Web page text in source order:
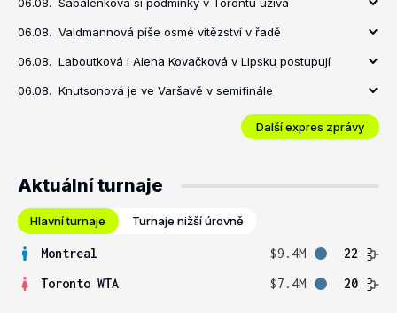
06.08. Valdmannová píše osmé vítězství v řadě
06.08. Laboutková i Alena Kovačková v Lipsku postupují
06.08. Knutsonová je ve Varšavě v semifinále
Další expres zprávy
Aktuální turnaje
Hlavní turnaje Turnaje nižší úrovně
Montreal $9.4M
22
Toronto WTA
$7.4M 20